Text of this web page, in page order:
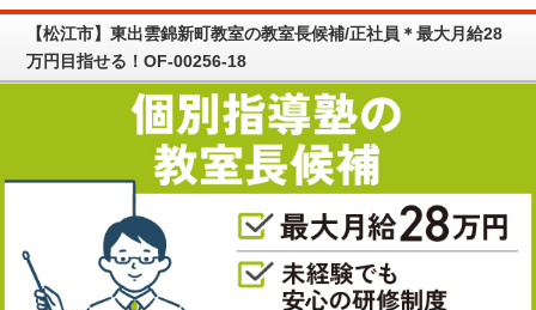
【松江市】東出雲錦新町教室の教室長候補/正社員＊最大月給28
万円目指せる！OF-00256-18